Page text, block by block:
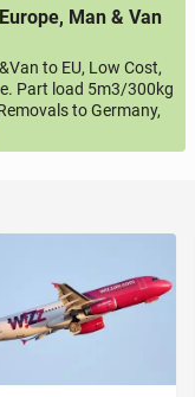
Man & Van
to EU, Low Cost,
Part load 5m3/300kg
to Germany,